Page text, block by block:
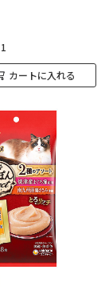
1
カートに入れる